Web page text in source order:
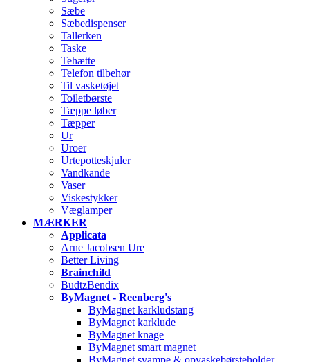
Sæbe
Sæbedispenser
Tallerken
Taske
Tehætte
Telefon tilbehør
Til vasketøjet
Toiletbørste
Tæppe løber
Tæpper
Ur
Uroer
Urtepotteskjuler
Vandkande
Vaser
Viskestykker
Væglamper
MÆRKER
Applicata
Arne Jacobsen Ure
Better Living
Brainchild
BudtzBendix
ByMagnet - Reenberg's
ByMagnet karkludstang
ByMagnet karklude
ByMagnet knage
ByMagnet smart magnet
ByMagnet svampe & opvaskebørsteholder